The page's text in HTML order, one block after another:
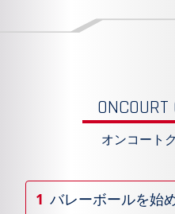
ONCOURT
オンコート
1 バレーボールを始